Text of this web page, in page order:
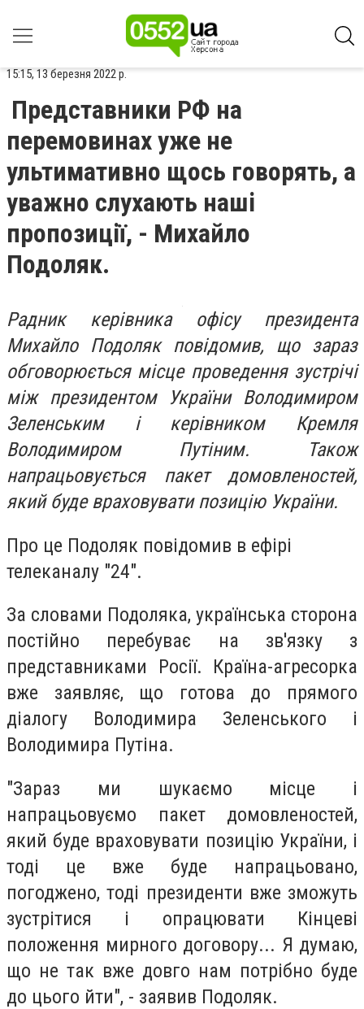
15:15, 13 березня 2022 р.
Представники РФ на
перемовинах уже не
ультимативно щось говорять, а
уважно слухають наші
пропозиції, - Михайло
Подоляк.
Радник керівника офісу президента
Михайло Подоляк повідомив, що зараз
обговорюється місце проведення зустрічі
між президентом України Володимиром
Зеленським і керівником Кремля
Володимиром Путіним. Також
напрацьовується пакет домовленостей,
який буде враховувати позицію України.
Про це Подоляк повідомив в ефірі
телеканалу "24".
За словами Подоляка, українська сторона
постійно перебуває на зв'язку з
представниками Росії. Країна-агресорка
вже заявляє, що готова до прямого
діалогу Володимира Зеленського і
Володимира Путіна.
"Зараз ми шукаємо місце і
напрацьовуємо пакет домовленостей,
який буде враховувати позицію України, і
тоді це вже буде напрацьовано,
погоджено, тоді президенти вже зможуть
зустрітися і опрацювати Кінцеві
положення мирного договору... Я думаю,
що не так вже довго нам потрібно буде
до цього йти", - заявив Подоляк.